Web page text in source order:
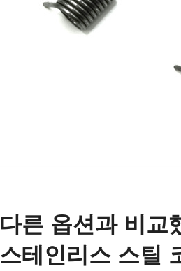
다른 옵션과 비
스테인리스 스틸